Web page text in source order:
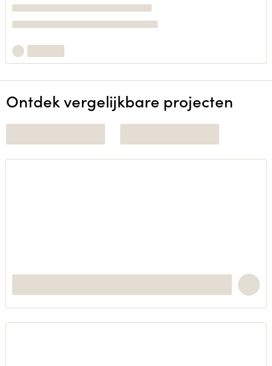
Ontdek vergelijkbare projecten